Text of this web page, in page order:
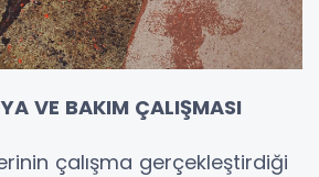
VE BAKIM ÇALIŞMASI
çalışma gerçekleştirdiği